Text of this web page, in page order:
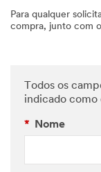
Para qualquer
compra, junto com
Todos os
indicado como
* Nome